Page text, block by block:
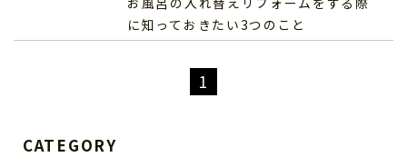
に知っておきたい3つのこと
1
CATEGORY